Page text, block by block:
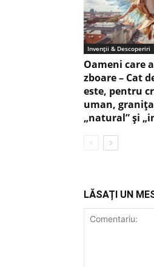
Invenții & Descoperiri
Oameni care
zboare – Cat
este, pentru
uman,
„natural” și
LĂSAȚI UN